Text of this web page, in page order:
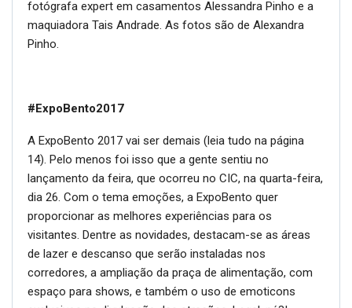
fotógrafa expert em casamentos Alessandra Pinho e a
maquiadora Tais Andrade. As fotos são de Alexandra
Pinho.
#ExpoBento2017
A ExpoBento 2017 vai ser demais (leia tudo na página
14). Pelo menos foi isso que a gente sentiu no
lançamento da feira, que ocorreu no CIC, na quarta-feira,
dia 26. Com o tema emoções, a ExpoBento quer
proporcionar as melhores experiências para os
visitantes. Dentre as novidades, destacam-se as áreas
de lazer e descanso que serão instaladas nos
corredores, a ampliação da praça de alimentação, com
espaço para shows, e também o uso de emoticons